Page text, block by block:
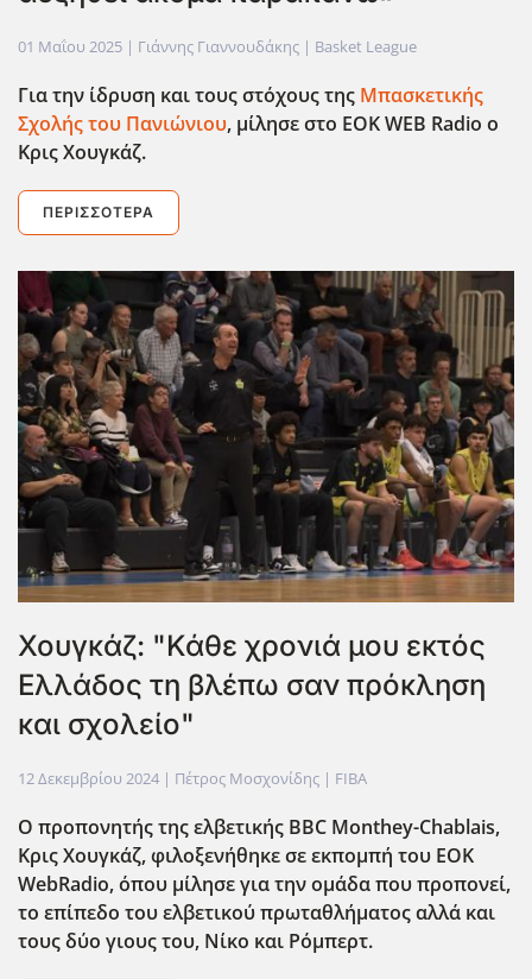
01 Μαΐου 2025 | Γιάννης Γιαννουδάκης | Basket League
Για την ίδρυση και τους στόχους της Μπασκετικής
Σχολής του Πανιώνιου, μίλησε στο EOKWEB Radio ο
Κρις Χουγκάζ.
ΠΕΡΙΣΣΌΤΕΡΑ
Χουγκάζ: "Κάθε χρονιά μου εκτός
Ελλάδος τη βλέπω σαν πρόκληση
και σχολείο"
12 Δεκεμβρίου 2024 | Πέτρος Μοσχονίδης | FIBA
Ο προπονητής της ελβετικής BBC Monthey-Chablais,
Κρις Χουγκάζ, φιλοξενήθηκε σε εκπομπή του ΕΟΚ
WebRadio, όπου μίλησε για την ομάδα που προπονεί,
το επίπεδο του ελβετικού πρωταθλήματος αλλά και
τους δύο γιους του, Νίκο και Ρόμπερτ.